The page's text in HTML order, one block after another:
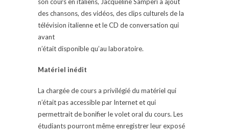
son cours en italiens, Jacqueline Samperi a ajout
des chansons, des vidéos, des clips culturels de la
télévision italienne et le CD de conversation qui
avant
n’était disponible qu’au laboratoire.
Matériel inédit
La chargée de cours a privilégié du matériel qui
n’était pas accessible par Internet et qui
permettrait de bonifier le volet oral du cours. Les
étudiantspourront même enregistrer leur exposé